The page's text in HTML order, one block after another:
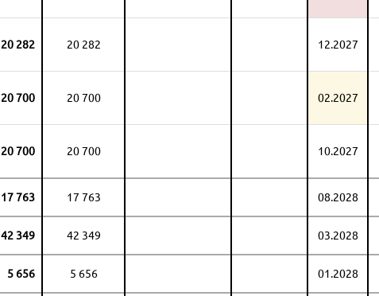
20 282 20 282 12.2027
20 700 20 700 02.2027
20 700 20 700 10.2027
17 763 17 763 08.2028
42 349 42 349 03.2028
5 656 5 656 01.2028